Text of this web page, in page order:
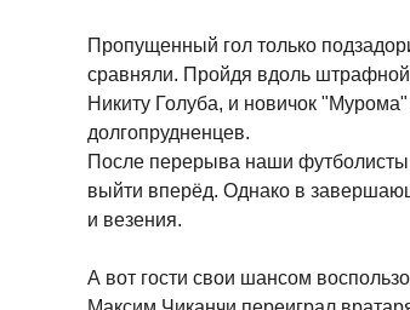
Пропущенный гол только
сравняли. Пройдя вдоль
Никиту Голуба, и новичок
долгопрудненцев.
После перерыва наши футболисты
выйти вперёд. Однако в
и везения.
А вот гости свои шансом